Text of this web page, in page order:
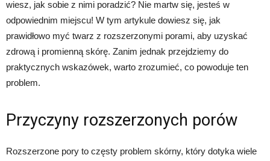
wiesz, jak sobie z nimi poradzić? Nie martw się, jesteś w
odpowiednim miejscu! W tym artykule dowiesz się, jak
prawidłowo myć twarz z rozszerzonymi porami, aby uzyskać
zdrową i promienną skórę. Zanim jednak przejdziemy do
praktycznych wskazówek, warto zrozumieć, co powoduje ten
problem.
Przyczyny rozszerzonych porów
Rozszerzone pory to częsty problem skórny, który dotyka wiele